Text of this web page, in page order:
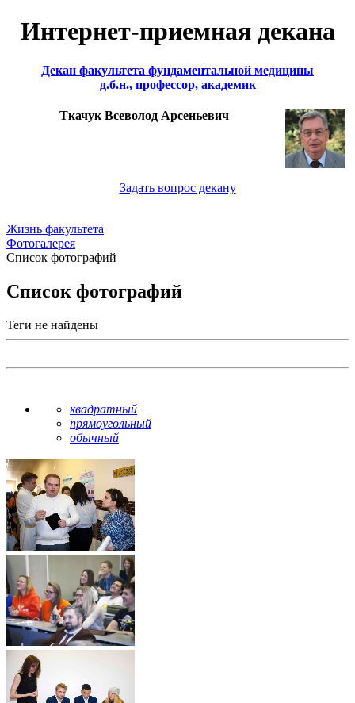
Интернет-приемная декана
Декан факультета фундаментальной медицины
д.б.н., профессор, академик
Ткачук Всеволод Арсеньевич
Задать вопрос декану
Жизнь факультета
Фотогалерея
Список фотографий
Список фотографий
Теги не найдены
квадратный
прямоугольный
обычный